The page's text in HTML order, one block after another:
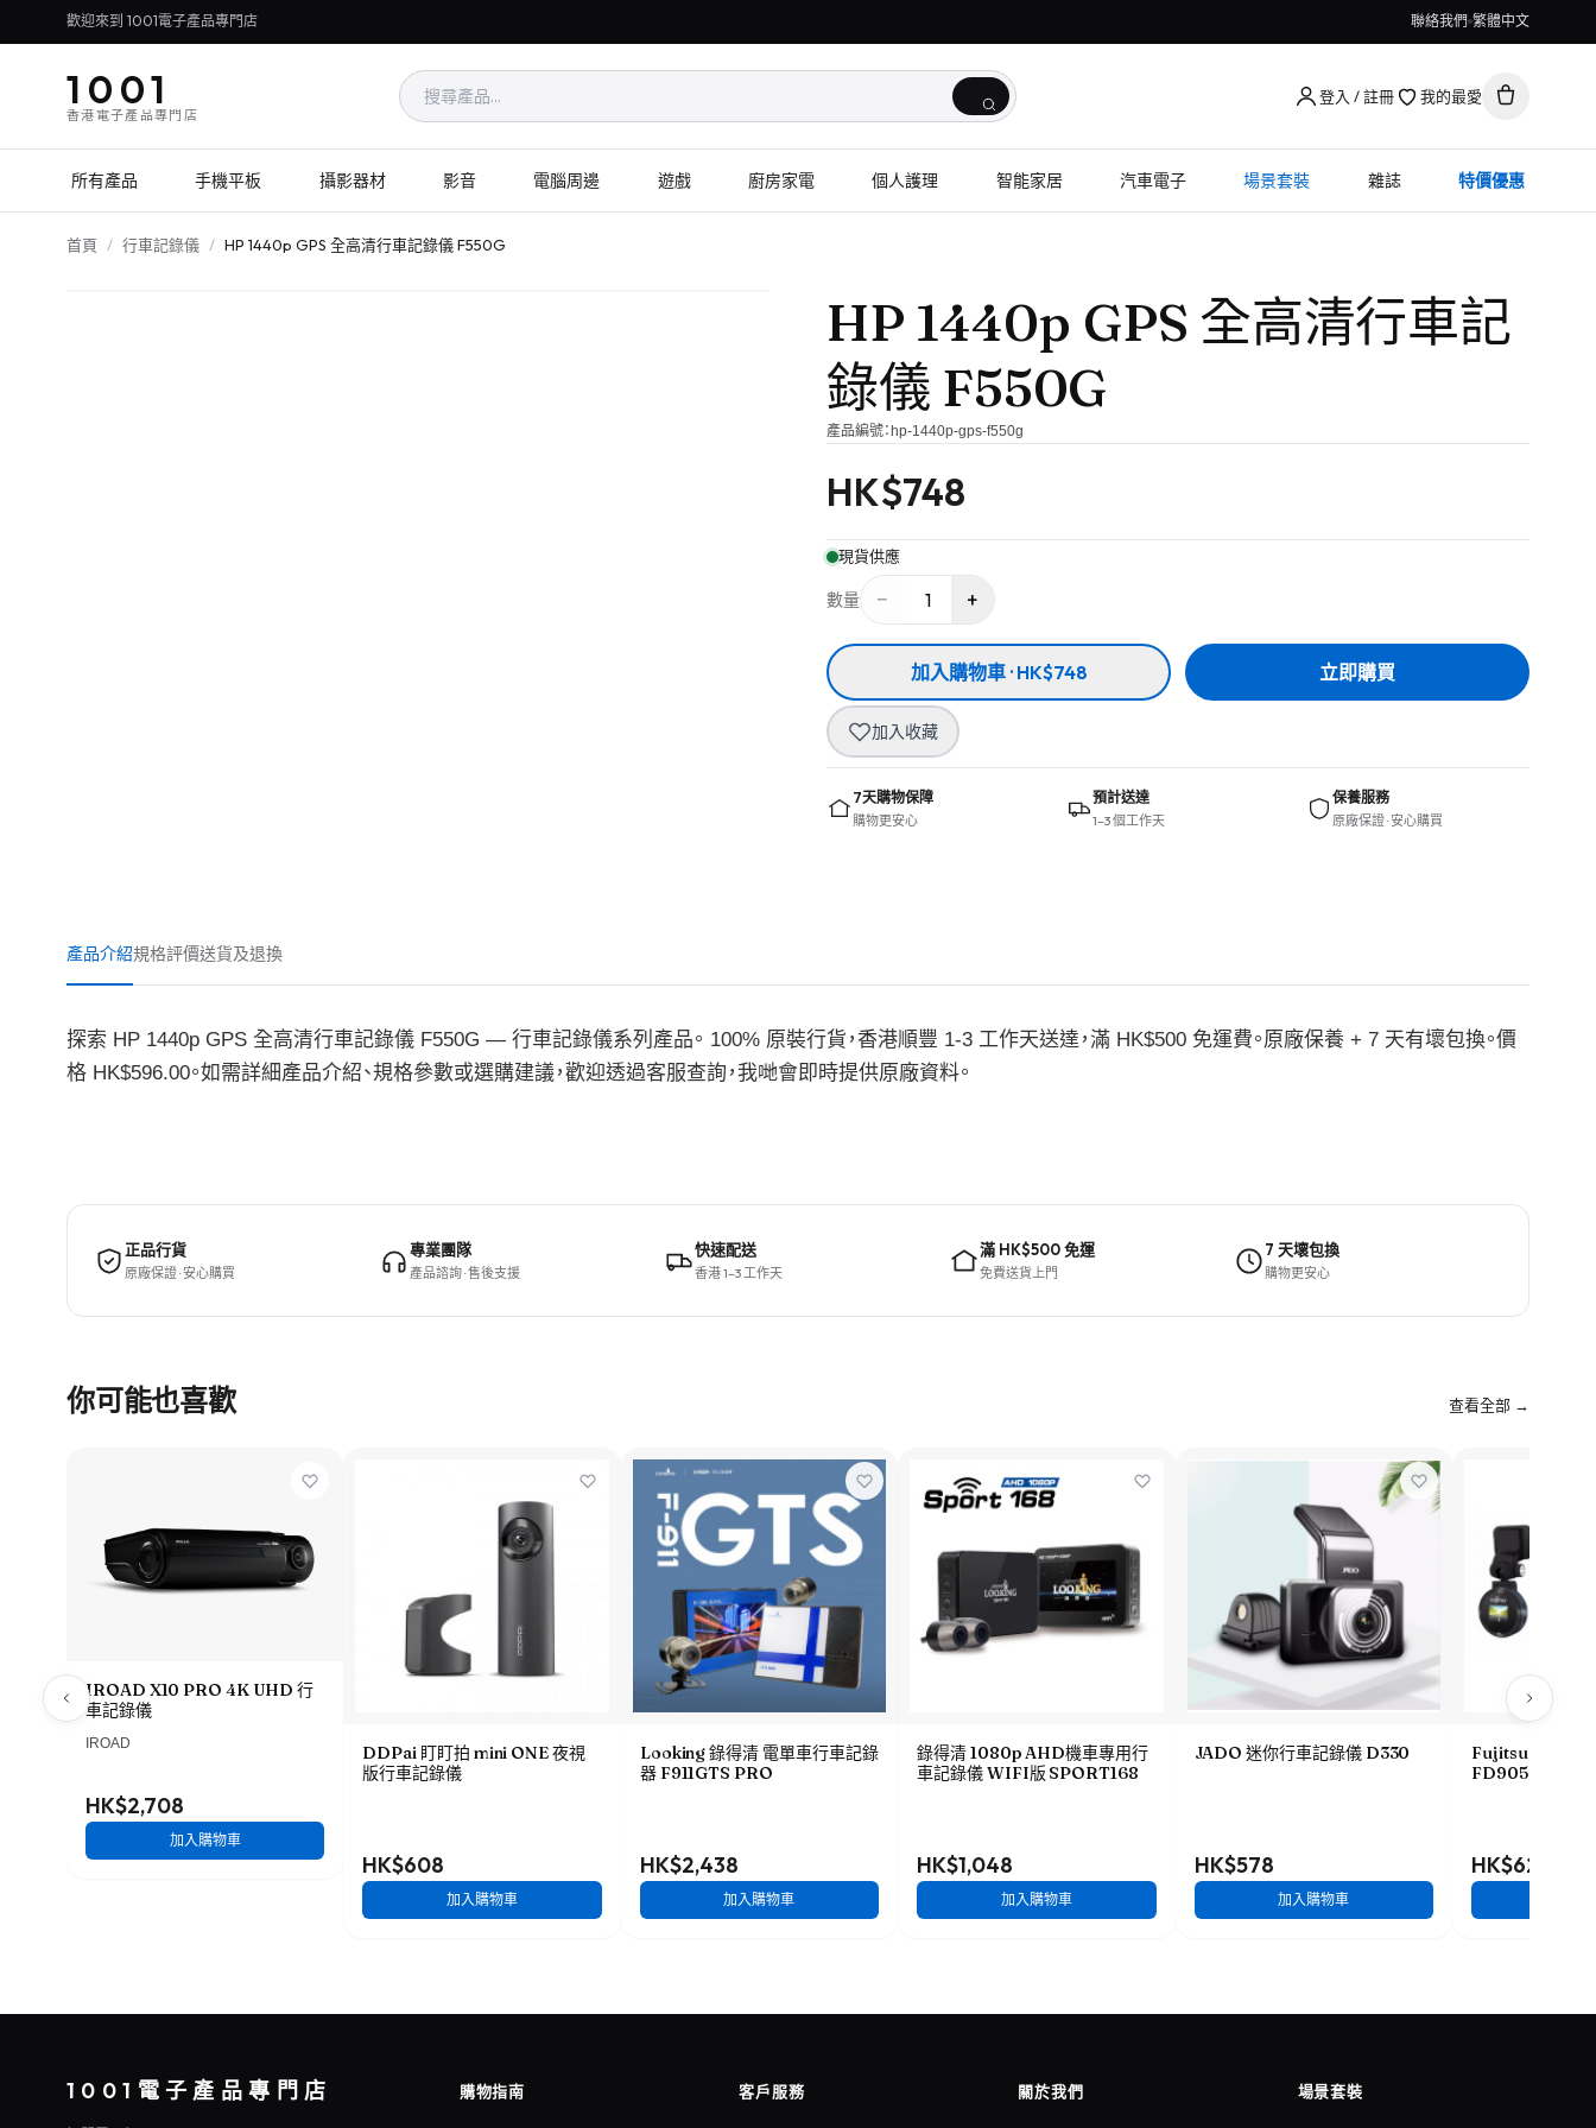
歡迎來到 1001電子產品專門店 聯絡我們 繁體中文
1001
香港電子產品專門店
登入 / 註冊 我的最愛
所有產品 手機平板 攝影器材 影音 電腦周邊 遊戲 廚房家電 個人護理 智能家居 汽車電子 場景套裝 雜誌 特價優惠
首頁 / 行車記錄儀 / HP 1440p GPS 全高清行車記錄儀 F550G
HP 1440p GPS 全高清行車記
錄儀 F550G
產品編號： hp-1440p-gps-f550g
HK$748
現貨供應
數量 − 1 +
加入購物車 · HK$748 立即購買
加入收藏
7天購物保障
購物更安心
預計送達
1–3 個工作天
保養服務
原廠保證 · 安心購買
產品介紹規格評價送貨及退換
探索 HP 1440p GPS 全高清行車記錄儀 F550G — 行車記錄儀系列產品。 100% 原裝行貨，香港順豐 1-3 工作天送達，滿 HK$500 免運費。原廠保養 + 7 天有壞包換。價
格 HK$596.00。如需詳細產品介紹、規格參數或選購建議，歡迎透過客服查詢，我哋會即時提供原廠資料。
正品行貨
原廠保證 · 安心購買
專業團隊
產品諮詢 · 售後支援
快速配送
香港 1–3 工作天
滿 HK$500 免運
免費送貨上門
7 天壞包換
購物更安心
你可能也喜歡 查看全部 →
IROAD X10 PRO 4K UHD 行
車記錄儀
IROAD
HK$2,708
加入購物車
DDPai 盯盯拍 mini ONE 夜視
版行車記錄儀
HK$608
加入購物車
Looking 錄得清 電單車行車記錄
器 F911GTS PRO
HK$2,438
加入購物車
錄得清 1080p AHD機車專用行
車記錄儀 WIFI版 SPORT168
HK$1,048
加入購物車
JADO 迷你行車記錄儀 D330
HK$578
加入購物車
Fujitsu 全高清
FD905
HK$628
1001電子產品專門店 購物指南 客戶服務 關於我們 場景套裝